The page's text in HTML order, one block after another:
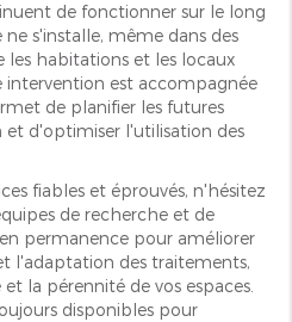
de fonctionner sur le long
s'installe, même dans des
les habitations et les locaux
intervention est accompagnée
de planifier les futures
et d'optimiser l'utilisation des
fiables et éprouvés, n'hésitez
de recherche et de
permanence pour améliorer
l'adaptation des traitements,
la pérennité de vos espaces.
disponibles pour